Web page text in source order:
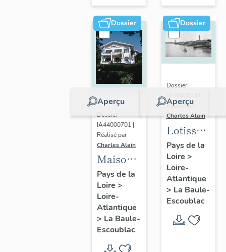
de La
Baule-
Escoublac
Dossier
Aperçu
Dossier
IA44000701 |
Réalisé par
Charles Alain
Maison
dite villa
balnéaire
Ohentzea,
7 avenue
Professeur-
Thiroloix
Pays de la
Loire >
Loire-
Atlantique
> La Baule-
Escoublac
Dossier
Aperçu
Dossier
Réalisé par
Charles Alain
concerté
Benoit
Pays de la
Loire >
Loire-
Atlantique
> La Baule-
Escoublac